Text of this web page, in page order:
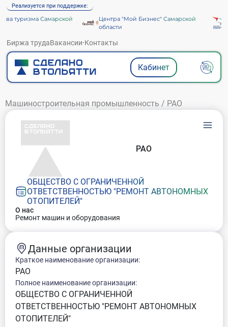
Реализуется при поддержке:
туризма Самарской
Центра "Мой Бизнес" Самарской
области
Биржа трудаВакансии·Контакты
Кабинет
Машиностроительная промышленность / РАО
ОБЩЕСТВО С ОГРАНИЧЕННОЙ
ОТВЕТСТВЕННОСТЬЮ "РЕМОНТ АВТОНОМНЫХ
ОТОПИТЕЛЕЙ"
РАО
О нас
Ремонт машин и оборудования
Данные организации
Краткое наименование организации:
РАО
Полное наименование организации:
ОБЩЕСТВО С ОГРАНИЧЕННОЙ
ОТВЕТСТВЕННОСТЬЮ "РЕМОНТ АВТОНОМНЫХ
ОТОПИТЕЛЕЙ"